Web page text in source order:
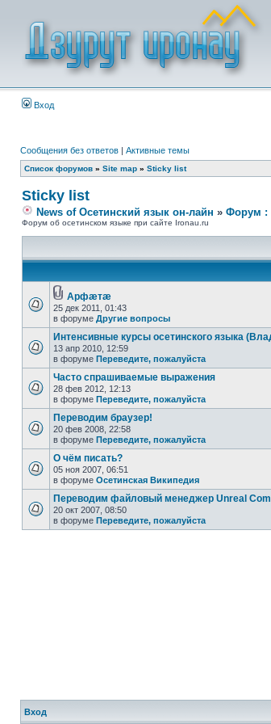
Вход
Сообщения без ответов | Активные темы
Список форумов » Site map » Sticky list
Sticky list
News of Осетинский язык он-лайн » Форум :
Форум об осетинском языке при сайте Ironau.ru
Арфæтæ
25 дек 2011, 01:43
в форуме Другие вопросы
Интенсивные курсы осетинского языка
13 апр 2010, 12:59
в форуме Переведите, пожалуйста
Часто спрашиваемые выражения
28 фев 2012, 12:13
в форуме Переведите, пожалуйста
Переводим браузер!
20 фев 2008, 22:58
в форуме Переведите, пожалуйста
О чём писать?
05 ноя 2007, 06:51
в форуме Осетинская Википедия
Переводим файловый менеджер Unreal
20 окт 2007, 08:50
в форуме Переведите, пожалуйста
Вход